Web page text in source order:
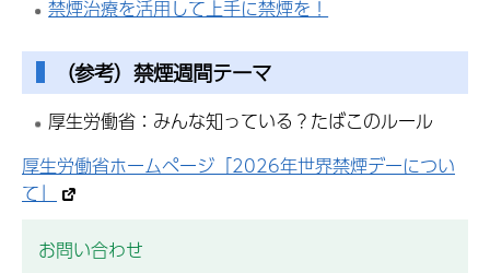
禁煙治療を活用して上手に禁煙を！
（参考）禁煙週間テーマ
厚生労働省：みんな知っている？たばこのルール
厚生労働省ホームページ「2026年世界禁煙デーについ
て」
お問い合わせ